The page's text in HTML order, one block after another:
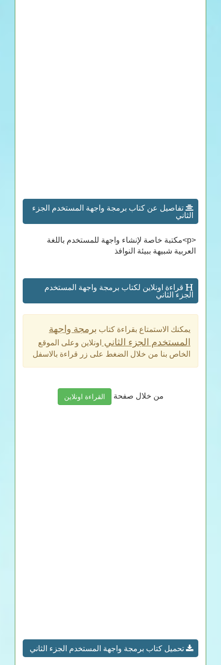
تفاصيل عن كتاب برمجة واجهة المستخدم الجزء
الثاني
<p>مكتبة خاصة لإنشاء واجهة للمستخدم باللغة
العربية شبيهة ببيئة النوافذ
قراءة اونلاين لكتاب برمجة واجهة المستخدم
الجزء الثاني
يمكنك الاستمتاع بقراءة كتاب برمجة واجهة
المستخدم الجزء الثاني
اونلاين وعلى الموقع
الخاص بنا من خلال الضغط على زر قراءة بالاسفل
من خلال صفحة القراءة اونلاين
تحميل كتاب برمجة واجهة المستخدم الجزء الثاني